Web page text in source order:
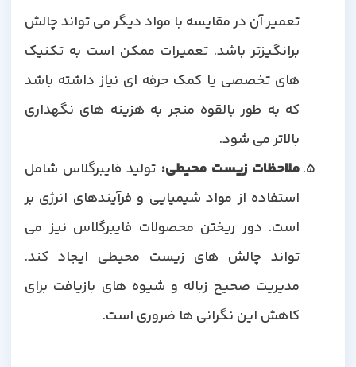
تعمیر آن در مقایسه با مواد دیگر می تواند چالش
برانگیزتر باشد. تعمیرات ممکن است به تکنیک
های تخصصی یا کمک حرفه ای نیاز داشته باشد
که به طور بالقوه منجر به هزینه های نگهداری
بالاتر می شود.
ملاحظات زیست محیطی:تولید فایبرگلاس شامل
استفاده از مواد شیمیایی و فرآیندهای انرژی بر
است. دور ریختن محصولات فایبرگلاس نیز می
تواند چالش های زیست محیطی ایجاد کند.
مدیریت صحیح زباله و شیوه های بازیافت برای
کاهش این نگرانی ها ضروری است.